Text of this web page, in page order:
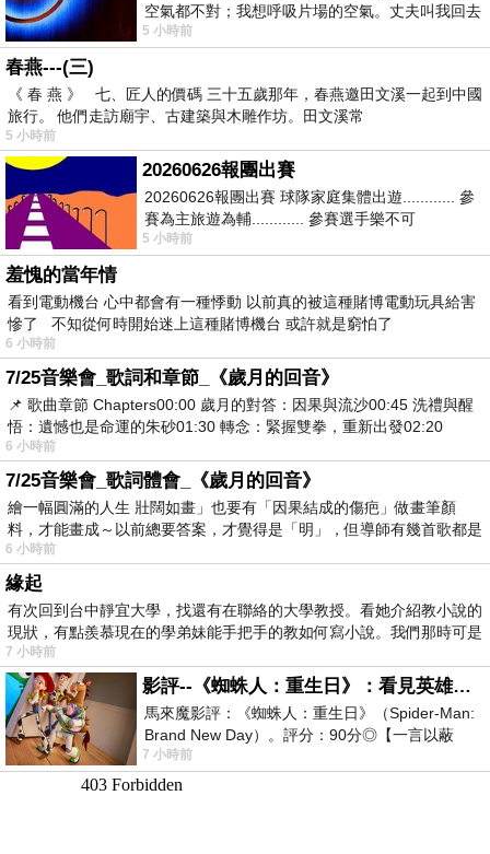
空氣都不對；我想呼吸片場的空氣。丈夫叫我回去
試試看……拍了〈教我如何不想她〉（1963
5 小時前
春燕---(三)
《 春 燕 》 七、匠人的價碼 三十五歲那年，春燕邀田文溪一起到中國
旅行。 他們走訪廟宇、古建築與木雕作坊。田文溪常
5 小時前
20260626報團出賽
20260626報團出賽 球隊家庭集體出遊............ 參
賽為主旅遊為輔............ 參賽選手樂不可
支............ 賽前旅遊
5 小時前
羞愧的當年情
看到電動機台 心中都會有一種悸動 以前真的被這種賭博電動玩具給害
慘了 不知從何時開始迷上這種賭博機台 或許就是窮怕了
6 小時前
7/25音樂會_歌詞和章節_《歲月的回音》
📌 歌曲章節 Chapters00:00​ 歲月的對答：因果與流沙00:45​ 洗禮與醒
悟：遺憾也是命運的朱砂01:30​ 轉念：緊握雙拳，重新出發02:20
6 小時前
7/25音樂會_歌詞體會_《歲月的回音》
繪一幅圓滿的人生 壯闊如畫」也要有「因果結成的傷疤」做畫筆顏
料，才能畫成～以前總要答案，才覺得是「明」，但導師有幾首歌都是
在教
6 小時前
緣起
有次回到台中靜宜大學，找還有在聯絡的大學教授。看她介紹教小說的
現狀，有點羨慕現在的學弟妹能手把手的教如何寫小說。我們那時可是
7 小時前
影評--《蜘蛛人：重生日》：看見英雄的孤獨與重生
馬來魔影評：《蜘蛛人：重生日》（Spider-Man:
Brand New Day）。評分：90分◎【一言以蔽
之】：一個失去一切的英雄，學會放下孤獨、
7 小時前